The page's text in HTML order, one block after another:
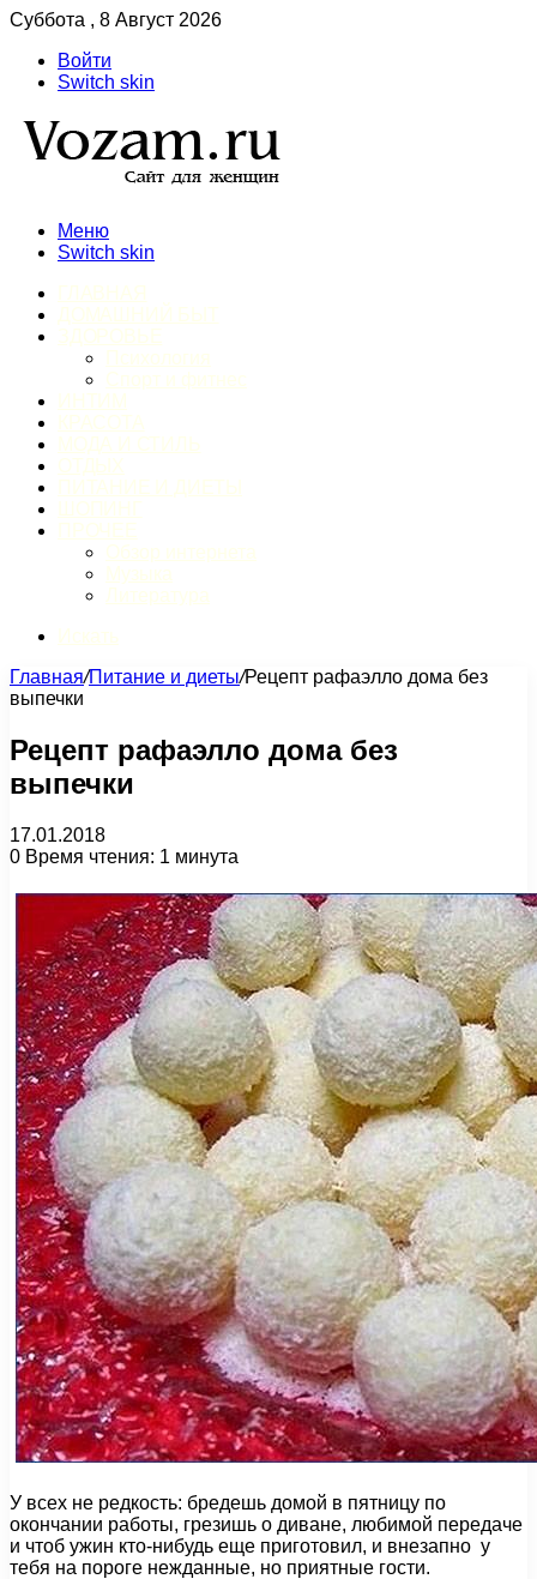
Суббота , 8 Август 2026
Войти
Switch skin
Меню
Switch skin
Главная/Питание и диеты/Рецепт рафаэлло дома без
выпечки
Рецепт рафаэлло дома без
выпечки
17.01.2018
0 Время чтения: 1 минута
У всех не редкость: бредешь домой в пятницу по
окончании работы, грезишь о диване, любимой передаче
и чтоб ужин кто-нибудь еще приготовил, и внезапно у
тебя на пороге нежданные, но приятные гости.